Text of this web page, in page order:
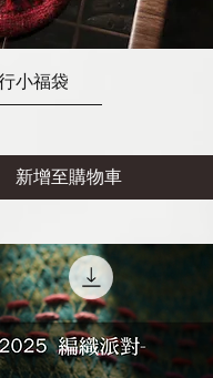
快速瀏覽
小福袋
新增至購物車